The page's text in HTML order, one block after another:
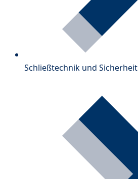
Schließtechnik und Sicherheit